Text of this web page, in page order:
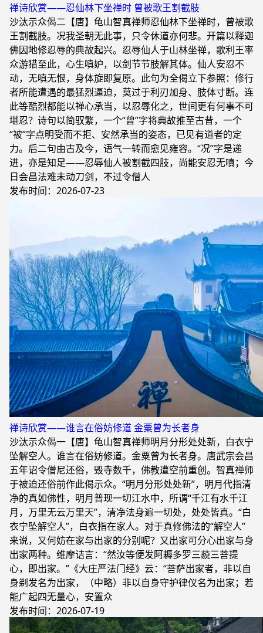
禅诗欣赏——忍仙林下坐禅时 曾被歌王割截肢
沙汰示众偈二【唐】龟山智真禅师忍仙林下坐禅时，曾被歌
王割截肢。况我圣朝无此事，只令休道亦何悲。开篇以释迦
佛因地修忍辱的典故起兴。忍辱仙人于山林坐禅，歌利王率
众游猎至此，心生嗔妒，以剑节节肢解其体。仙人安忍不
动，无嗔无恨，身体旋即复原。此句为全偈立下参照：修行
者所能遭遇的最猛烈逼迫，莫过于利刃加身、肢体寸断。连
此等酷烈都能以禅心承当，以忍辱化之，世间更有何事不可
堪忍？诗句以简驭繁，一个“曾”字将典故推至古昔，一个
“被”字点明受而不拒、安然承当的姿态，已见有道者的定
力。后二句由古及今，语气一转而愈见雍容。“况”字是递
进，亦是知足——忍辱仙人被割截四肢，尚能安忍无嗔；今
日会昌法难未动刀剑，不过令僧人
发布时间：2026-07-23
禅诗欣赏——谁言在俗妨修道 金粟曾为长者身
沙汰示众偈一【唐】龟山智真禅师明月分形处处新，白衣宁
坠解空人。谁言在俗妨修道。金粟曾为长者身。唐武宗会昌
五年诏令僧尼还俗，毁寺数千，佛教遭空前重创。智真禅师
于被迫还俗前作此偈示众。“明月分形处处新”，明月代指清
净的真如佛性，明月普现一切江水中，所谓“千江有水千江
月，万里无云万里天”，清净法身遍一切处，处处皆真。“白
衣宁坠解空人”，白衣指在家人。对于真修佛法的“解空人”
来说，又何妨在家与出家的分别呢？又出家可分心出家与身
出家两种。维摩诘言：“然汝等便发阿耨多罗三藐三菩提
心，即出家。”《大庄严法门经》云：“菩萨出家者，非以自
身剃发名为出家，（中略）非以自身守护律仪名为出家；若
能广起四无量心，安置众
发布时间：2026-07-19